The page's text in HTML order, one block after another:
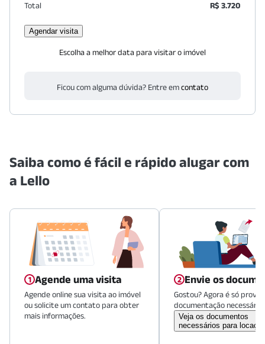
Total R$ 3.720
Agendar visita
Escolha a melhor data para visitar o imóvel
Ficou com alguma dúvida? Entre emcontato
Saiba como é fácil e rápido alugar com
a Lello
Agende uma visita
Agende online sua visita ao imóvel
ou solicite um contato para obter
mais informações.
Envie os
Gostou? Agora é só
documentação necessária.
Veja os documentos
necessários para